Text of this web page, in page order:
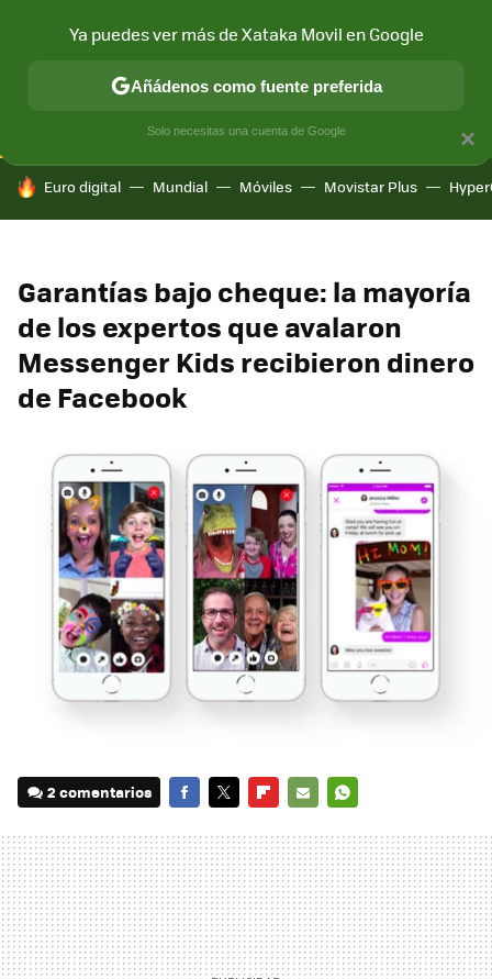
CONECTIVIDAD MÓVIL Y SOCIEDAD APLICACIONES
HOY SE HABLA DE
Euro digital Mundial Móviles Movistar Plus
Garantías bajo cheque: la mayoría
de los expertos que avalaron
Messenger Kids recibieron dinero
de Facebook
2 comentarios
MAIL
×
Ya puedes ver más de Xataka Movil en Google
Añádenos como fuente preferida
Solo necesitas una cuenta de Google